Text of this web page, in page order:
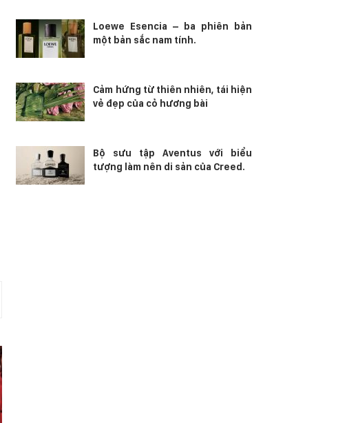
Loewe Esencia – ba phiên bản
một bản sắc nam tính.
Cảm hứng từ thiên nhiên, tái hiện
vẻ đẹp của cỏ hương bài
Bộ sưu tập Aventus với biểu
tượng làm nên di sản của Creed.